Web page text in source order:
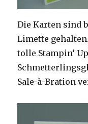
Die Karten sind
Limette
tolle Stampin‘
Sale-à-Bration